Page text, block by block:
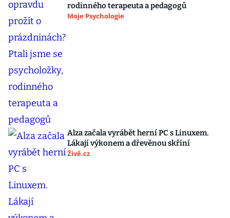
rodinného terapeuta a pedagogů
Moje Psychologie
Alza začala vyrábět herní PC s Linuxem.
Lákají výkonem a dřevěnou skříní
Živě.cz